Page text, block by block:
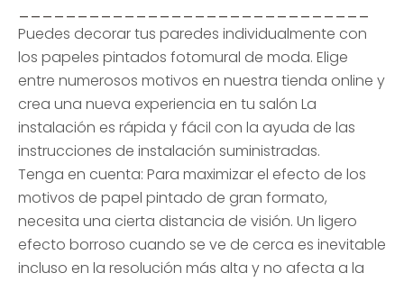
Puedes decorar tus paredes individualmente con
los papeles pintados fotomural de moda. Elige
entre numerosos motivos en nuestra tienda online y
crea una nueva experiencia en tu salón La
instalación es rápida y fácil con la ayuda de las
instrucciones de instalación suministradas.
Tenga en cuenta: Para maximizar el efecto de los
motivos de papel pintado de gran formato,
necesita una cierta distancia de visión. Un ligero
efecto borroso cuando se ve de cerca es inevitable
incluso en la resolución más alta y no afecta a la